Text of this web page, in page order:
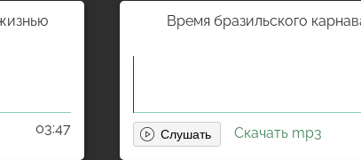
03:47
Время бразильского
Скачать mp3